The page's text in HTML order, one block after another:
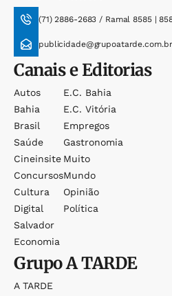
(71) 2886-2683 / Ramal 8585 |
publicidade@grupoatarde.com.br
Canais e Editorias
Autos
Bahia
Brasil
Saúde
Cineinsite
Concursos
Cultura
Digital
Salvador
Economia
E.c. Bahia
E.c. Vitória
Empregos
Gastronomia
Muito
Mundo
Opinião
Política
GrupoA TARDE
A TARDE